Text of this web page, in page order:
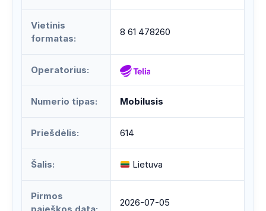
Vietinis
formatas:
8 61 478260
Operatorius:
Numerio tipas: Mobilusis
Priešdėlis: 614
Šalis: Lietuva
Pirmos
2026-07-05